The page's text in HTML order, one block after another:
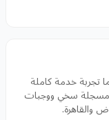
نسما تجربة خدمة كاملة
مسجلة سخي ووجبات
والقاهرة.